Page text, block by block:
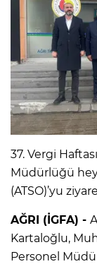
37. Vergi
Müdürlüğü
(ATSO)’yu
AĞRI (İGFA) -
Kartaloğlu,
Personel